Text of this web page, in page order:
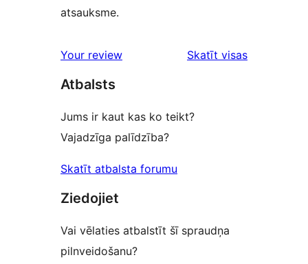
atsauksme.
Your review
Skatīt visas
Atbalsts
Jums ir kaut kas ko teikt?
Vajadzīga palīdzība?
Skatīt atbalsta forumu
Ziedojiet
Vai vēlaties atbalstīt šī spraudņa
pilnveidošanu?